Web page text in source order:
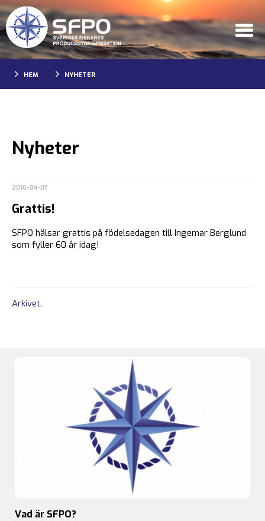
HEM NYHETER
Nyheter
2016-04-07
Grattis!
SFPO hälsar grattis på födelsedagen till Ingemar Berglund
som fyller 60 år idag!
Arkivet.
Vad är SFPO?